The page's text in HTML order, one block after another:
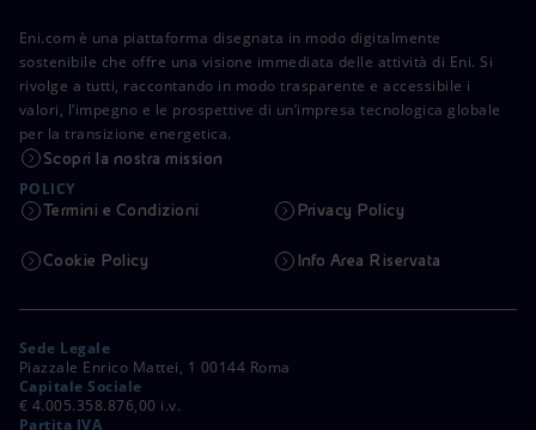
Eni.com è una piattaforma disegnata in modo digitalmente
sostenibile che offre una visione immediata delle attività di Eni. Si
rivolge a tutti, raccontando in modo trasparente e accessibile i
valori, l’impegno e le prospettive di un’impresa tecnologica globale
per la transizione energetica.
Scopri la nostra mission
POLICY
Termini e Condizioni Privacy Policy
Cookie Policy Info Area Riservata
Sede Legale
Piazzale Enrico Mattei, 1 00144 Roma
Capitale Sociale
€ 4.005.358.876,00 i.v.
Partita IVA